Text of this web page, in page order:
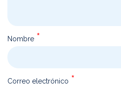
Nombre *
Correo electrónico *